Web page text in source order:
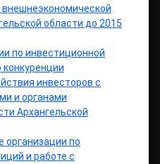
области до 2015
по инвестиционной
инвесторов с
и органами
Архангельской
организации по
и работе с